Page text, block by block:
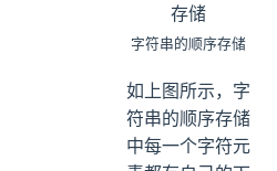
字符串的顺序存储
如上图所示，字
符串的顺序存储
中每一个字符元